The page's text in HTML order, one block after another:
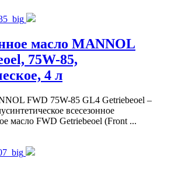
масло MANNOL
75W-85,
4 л
FWD 75W-85 GL4 Getriebeoel –
всесезонное
масло FWD Getriebeoel (Front ...